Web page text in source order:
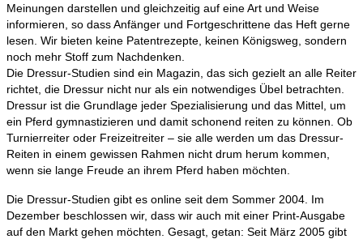
Meinungen darstellen und gleichzeitig auf eine Art und Weise
informieren, so dass Anfänger und Fortgeschrittene das Heft gerne
lesen. Wir bieten keine Patentrezepte, keinen Königsweg, sondern
noch mehr Stoff zum Nachdenken.
Die Dressur-Studien sind ein Magazin, das sich gezielt an alle Reiter
richtet, die Dressur nicht nur als ein notwendiges Übel betrachten.
Dressur ist die Grundlage jeder Spezialisierung und das Mittel, um
ein Pferd gymnastizieren und damit schonend reiten zu können. Ob
Turnierreiter oder Freizeitreiter – sie alle werden um das Dressur-
Reiten in einem gewissen Rahmen nicht drum herum kommen,
wenn sie lange Freude an ihrem Pferd haben möchten.
Die Dressur-Studien gibt es online seit dem Sommer 2004. Im
Dezember beschlossen wir, dass wir auch mit einer Print-Ausgabe
auf den Markt gehen möchten. Gesagt, getan: Seit März 2005 gibt